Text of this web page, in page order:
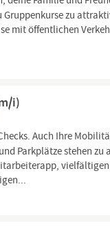
zu
mit öffentlichen
i)
Auch Ihre
Parkplätze stehen